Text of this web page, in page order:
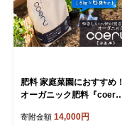
肥料 家庭菜園におすすめ！
オーガニック肥料『coeru
ト
寄附金額 14,000円